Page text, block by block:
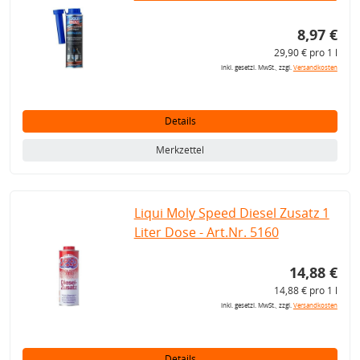
8,97 €
29,90 € pro 1 l
inkl. gesetzl. MwSt., zzgl.Versandkosten
Details
Merkzettel
Liqui Moly Speed Diesel Zusatz 1
Liter Dose - Art.Nr. 5160
14,88 €
14,88 € pro 1 l
inkl. gesetzl. MwSt., zzgl.Versandkosten